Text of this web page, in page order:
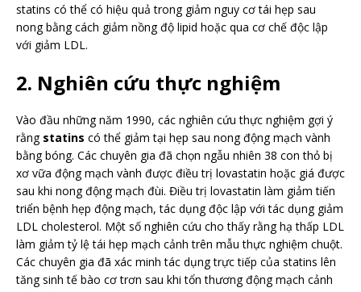
statins có thể có hiệu quả trong giảm nguy cơ tái hẹp sau
nong bằng cách giảm nồng độ lipid hoặc qua cơ chế độc lập
với giảm LDL.
2. Nghiên cứu thực nghiệm
Vào đầu những năm 1990, các nghiên cứu thực nghiệm gợi ý
rằng statins có thể giảm tại hẹp sau nong động mạch vành
bằng bóng. Các chuyên gia đã chọn ngẫu nhiên 38 con thỏ bị
xơ vữa động mạch vành được điều trị lovastatin hoặc giá được
sau khi nong động mạch đùi. Điều trị lovastatin làm giảm tiến
triển bệnh hẹp động mạch, tác dụng độc lập với tác dụng giảm
LDL cholesterol. Một số nghiên cứu cho thấy rằng hạ thấp LDL
làm giảm tỷ lệ tái hẹp mạch cảnh trên mẫu thực nghiệm chuột.
Các chuyên gia đã xác minh tác dụng trực tiếp của statins lên
tăng sinh tế bào cơ trơn sau khi tổn thương động mạch cảnh